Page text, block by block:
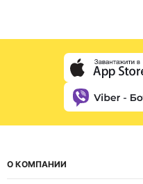
О КОМПАНИИ